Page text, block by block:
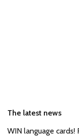
The latest news
WIN language